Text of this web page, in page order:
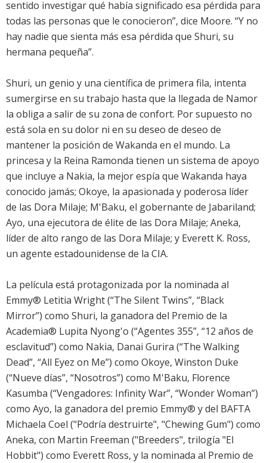
sentido investigar qué había significado esa pérdida para
todas las personas que le conocieron”, dice Moore. “Y no
hay nadie que sienta más esa pérdida que Shuri, su
hermana pequeña”.
Shuri, un genio y una científica de primera fila, intenta
sumergirse en su trabajo hasta que la llegada de Namor
la obliga a salir de su zona de confort. Por supuesto no
está sola en su dolor ni en su deseo de deseo de
mantener la posición de Wakanda en el mundo. La
princesa y la Reina Ramonda tienen un sistema de apoyo
que incluye a Nakia, la mejor espía que Wakanda haya
conocido jamás; Okoye, la apasionada y poderosa líder
de las Dora Milaje; M'Baku, el gobernante de Jabariland;
Ayo, una ejecutora de élite de las Dora Milaje; Aneka,
líder de alto rango de las Dora Milaje; y Everett K. Ross,
un agente estadounidense de la CIA.
La película está protagonizada por la nominada al
Emmy® Letitia Wright (“The Silent Twins”, “Black
Mirror”) como Shuri, la ganadora del Premio de la
Academia® Lupita Nyong'o (“Agentes 355”, “12 años de
esclavitud”) como Nakia, Danai Gurira (“The Walking
Dead”, “All Eyez on Me”) como Okoye, Winston Duke
(“Nueve días”, “Nosotros”) como M'Baku, Florence
Kasumba (“Vengadores: Infinity War”, “Wonder Woman”)
como Ayo, la ganadora del premio Emmy® y del BAFTA
Michaela Coel ("Podría destruirte", "Chewing Gum") como
Aneka, con Martin Freeman ("Breeders", trilogía "El
Hobbit") como Everett Ross, y la nominada al Premio de